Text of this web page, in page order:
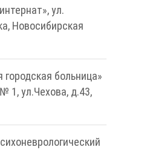
ул.
Новосибирская
больница»
1, ул.Чехова, д.43,